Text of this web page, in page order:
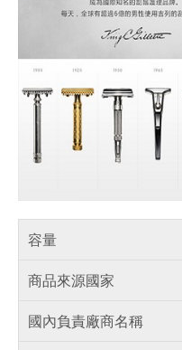
容量
商品來源國家
國內負責廠商名稱